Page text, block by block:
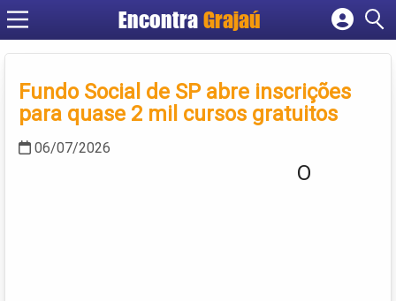
Encontra Grajaú
Cadastrar empresa
Criar conta
Fundo Social de SP abre inscrições
para quase 2 mil cursos gratuitos
06/07/2026
O